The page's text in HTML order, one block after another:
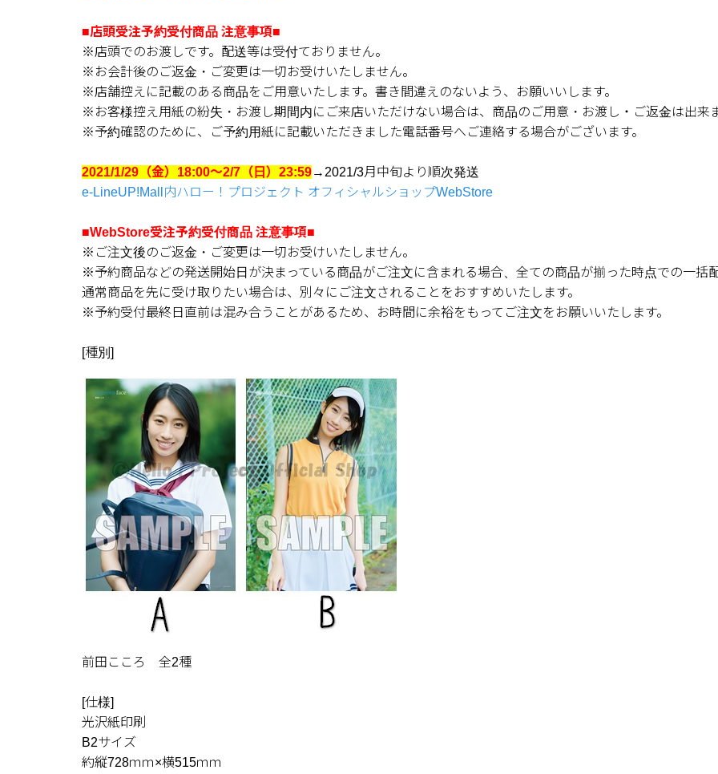
■店頭受注予約受付商品 注意事項■
※店頭でのお渡しです。配送等は受付ておりません。
※お会計後のご返金・ご変更は一切お受けいたしません。
※店舗控えに記載のある商品をご用意いたします。書き間違えのないよう、お願いいします。
※お客様控え用紙の紛失・お渡し期間内にご来店いただけない場合は、商品のご用意・お渡し・ご返金は出来
※予約確認のために、ご予約用紙に記載いただきました電話番号へご連絡する場合がございます。
2021/1/29（金）18:00～2/7（日）23:59→2021/3月中旬より順次発送
e-LineUP!Mall内ハロー！プロジェクト オフィシャルショップWebStore
■WebStore受注予約受付商品 注意事項■
※ご注文後のご返金・ご変更は一切お受けいたしません。
※予約商品などの発送開始日が決まっている商品がご注文に含まれる場合、全ての商品が揃った時点での一括配
通常商品を先に受け取りたい場合は、別々にご注文されることをおすすめいたします。
※予約受付最終日直前は混み合うことがあるため、お時間に余裕をもってご注文をお願いいたします。
[種別]
前田こころ 全2種
[仕様]
光沢紙印刷
B2サイズ
約縦728ｍｍ×横515ｍｍ